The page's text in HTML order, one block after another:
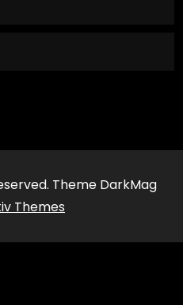
Theme DarkMag
Themes